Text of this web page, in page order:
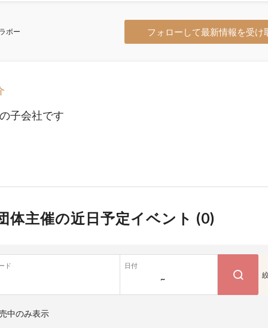
ボー フォローして最新情報を受け
子会社です
体主催の近日予定イベント (0)
ド 日付
~
中のみ表示